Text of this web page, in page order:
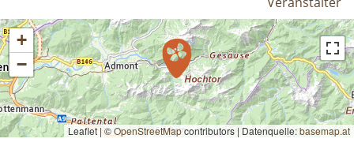
+
−
Leaflet | ©OpenStreetMapcontributors | Datenquelle:basemap.at